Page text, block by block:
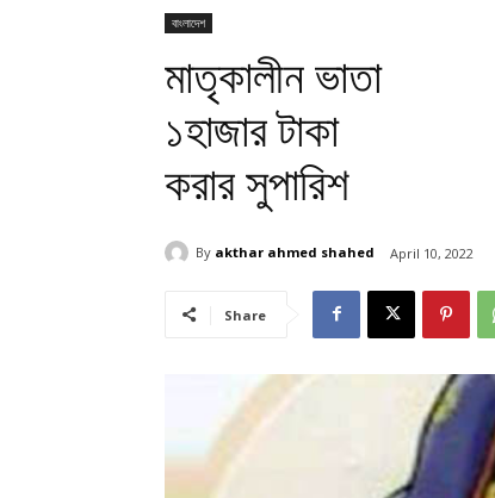
বাংলাদেশ
মাতৃকালীন ভাতা
১হাজার টাকা
করার সুপারিশ
By akthar ahmed shahed April 10, 2022
Share